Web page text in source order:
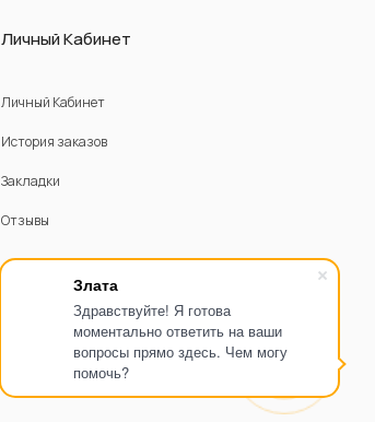
Злата
Здравствуйте! Я готова
моментально ответить на ваши
вопросы прямо здесь. Чем могу
помочь?
Личный Кабинет
Личный Кабинет
История заказов
Закладки
Отзывы